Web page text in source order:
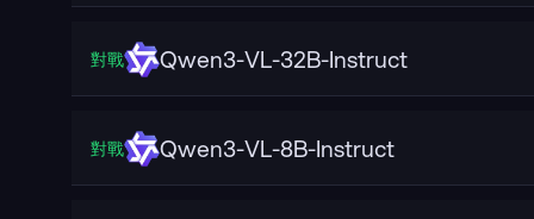
對戰 Qwen3-VL-32B-Instruct
對戰 Qwen3-VL-8B-Instruct